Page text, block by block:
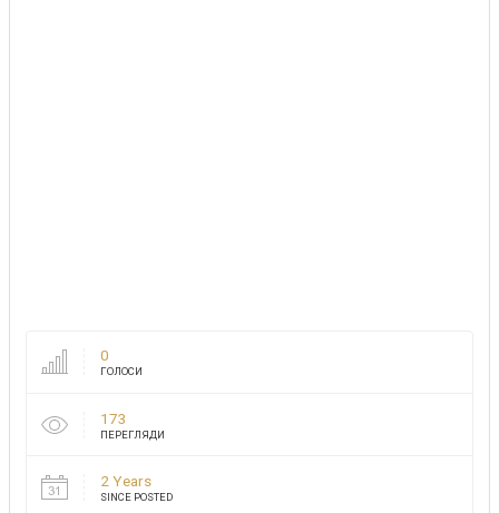
0
ГОЛОСИ
173
ПЕРЕГЛЯДИ
2 Years
SINCE POSTED